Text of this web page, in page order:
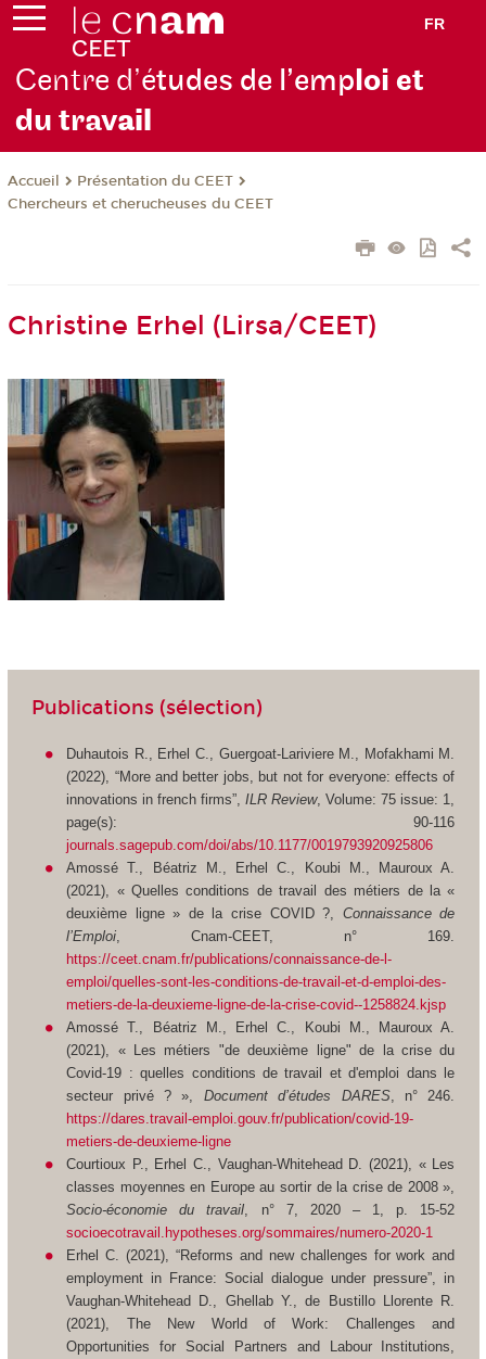
FR
Centre d’études de l’emploi et
du travail
Accueil
Présentation du CEET
Chercheurs et cherucheuses du CEET
Christine Erhel (Lirsa/CEET)
Publications (sélection)
Duhautois R., Erhel C., Guergoat-Lariviere M., Mofakhami M.
(2022), “More and better jobs, but not for everyone: effects of
innovations in french firms”,ILR Review, Volume: 75 issue: 1,
page(s): 90-116
journals.sagepub.com/doi/abs/10.1177/0019793920925806
Amossé T., Béatriz M., Erhel C., Koubi M., Mauroux A.
(2021), « Quelles conditions de travail des métiers de la «
deuxième ligne » de la crise COVID ?, Connaissance de
l’Emploi, Cnam-CEET, n° 169.
https://ceet.cnam.fr/publications/connaissance-de-l-
emploi/quelles-sont-les-conditions-de-travail-et-d-emploi-des-
metiers-de-la-deuxieme-ligne-de-la-crise-covid--1258824.kjsp
Amossé T., Béatriz M., Erhel C., Koubi M., Mauroux A.
(2021), « Les métiers "de deuxième ligne" de la crise du
Covid-19 : quelles conditions de travail et d'emploi dans le
secteur privé ? », Document d’études DARES, n° 246.
https://dares.travail-emploi.gouv.fr/publication/covid-19-
metiers-de-deuxieme-ligne
Courtioux P., Erhel C., Vaughan-Whitehead D. (2021), « Les
classes moyennes en Europe au sortir de la crise de 2008 »,
Socio-économie du travail, n° 7, 2020 – 1, p. 15-52
socioecotravail.hypotheses.org/sommaires/numero-2020-1
Erhel C. (2021), “Reforms and new challenges for work and
employment in France: Social dialogue under pressure”, in
Vaughan-Whitehead D., Ghellab Y., de Bustillo Llorente R.
(2021), The New World of Work: Challenges and
Opportunities for Social Partners and Labour Institutions,